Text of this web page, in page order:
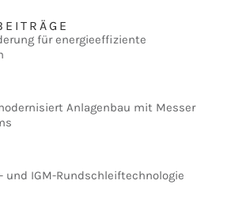
für energieeffiziente
Anlagenbau mit Messer
und IGM-Rundschleiftechnologie